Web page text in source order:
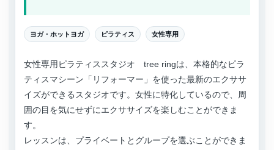
ヨガ・ホットヨガ ピラティス 女性専用
女性専用ピラティススタジオ tree ringは、本格的なピラ
ティスマシーン「リフォーマー」を使った最新のエクササ
イズができるスタジオです。女性に特化しているので、周
囲の目を気にせずにエクササイズを楽しむことができま
す。
レッスンは、プライベートとグループを選ぶことができま